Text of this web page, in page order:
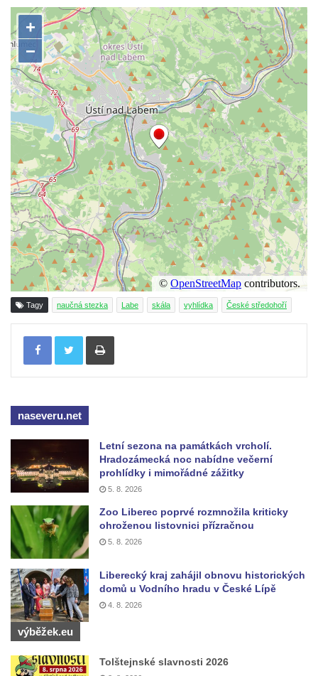
Vyhlídka Božanovský Špičák
Vyhlídka východně od Božanovského
Špičáku
Vyhlídka Tři kříže
Hradiště Hrádek u Libochovan (vyhlídka)
Skalní okno na Grünes Riff v Oybině
Papststein (Saské Švýcarsko)
Jeskyně Kuhstall a hrad Neuer Wildenstein
(Saské Švýcarsko)
Jeskyně Idagrotte (Saské Švýcarsko)
Skalní město Nebeská říše u Ostrova
Vyhlídka u symbolického horolezeckého
hřbitova ve skalách Nebeská říše u Ostrova
Skalní věž Doga v Tiských stěnách
stěnách
Tiské stěny
Jeskyně víl v Kyjovském údolí
Jeskyně Vinný sklep v Kyjovském údolí
Vyhlídka nad přírodní rezervací Slunečná
stráň u Naučné stezky Pod Vysokým Ostrým
Vyhlídka Miloslava Draxla na Naučné
stezce Pod Vysokým Ostrým
Vyhlídka nad Brnou na Naučné stezce Pod
Vysokým Ostrým
Stožec (Schöber)
Vyhlídka Liščí kazatelna (Fuchskanzel) u
Lückendorfu
Libverda
Tagy naučná stezka Labe skála vyhlídka České středohoří
Tisknout
naseveru.net
Letní sezona na památkách vrcholí.
Hradozámecká noc nabídne večerní
prohlídky i mimořádné zážitky
5. 8. 2026
Zoo Liberec poprvé rozmnožila kriticky
ohroženou listovnici přízračnou
5. 8. 2026
Liberecký kraj zahájil obnovu historických
domů u Vodního hradu v České Lípě
4. 8. 2026
výběžek.eu
Tolštejnské slavnosti 2026